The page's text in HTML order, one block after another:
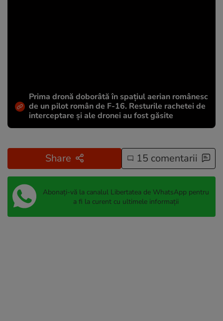
Prima dronă doborâtă în spațiul aerian românesc
de un pilot român de F-16. Resturile rachetei de
interceptare și ale dronei au fost găsite
Share 15 comentarii
Abonați-vă la canalul Libertatea de WhatsApp pentru
a fi la curent cu ultimele informații